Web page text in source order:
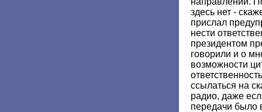
здесь нет -
прислал
нести
президентом
говорили и о
возможности
ссылаться на
радио, даже
передачи было